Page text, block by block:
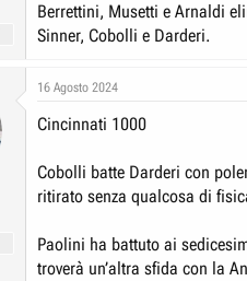
Berrettini, Musetti e Arnaldi
Sinner, Cobolli e Darderi.
16 Agosto 2024
Cincinnati 1000
Cobolli batte Darderi con
ritirato senza qualcosa di
Paolini ha battuto ai
troverà un’altra sfida con la